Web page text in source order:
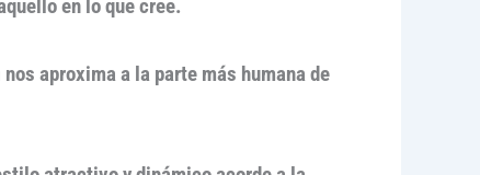
en lo que cree.
nos aproxima a la parte más humana de